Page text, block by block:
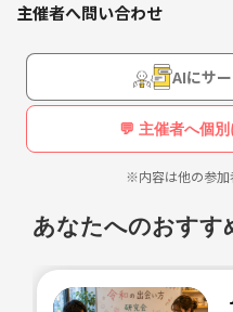
主催者へ問い合わせ
AIにサ
💬 主催者へ個
※内容は他の参加
あなたへのおすす